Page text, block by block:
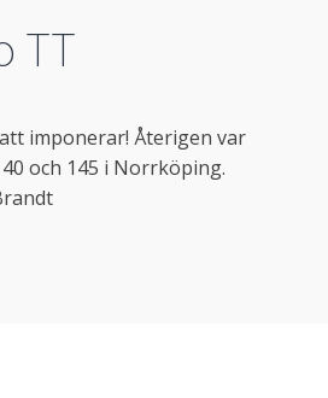
TT
imponerar! Återigen var
och 145 i Norrköping.